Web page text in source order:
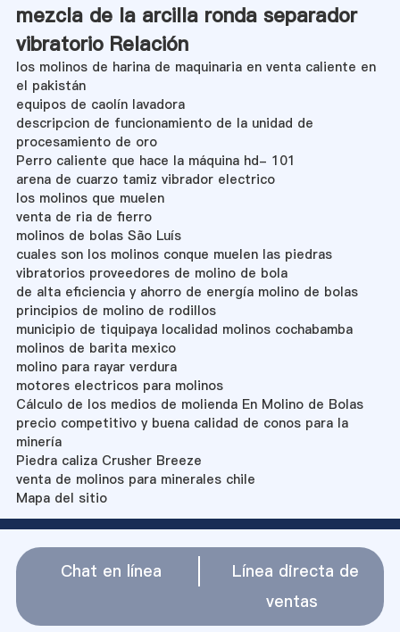
mezcla de la arcilla ronda separador
vibratorio Relación
los molinos de harina de maquinaria en venta caliente en
el pakistán
equipos de caolín lavadora
descripcion de funcionamiento de la unidad de
procesamiento de oro
Perro caliente que hace la máquina hd- 101
arena de cuarzo tamiz vibrador electrico
los molinos que muelen
venta de ria de fierro
molinos de bolas São Luís
cuales son los molinos conque muelen las piedras
vibratorios proveedores de molino de bola
de alta eficiencia y ahorro de energía molino de bolas
principios de molino de rodillos
municipio de tiquipaya localidad molinos cochabamba
molinos de barita mexico
molino para rayar verdura
motores electricos para molinos
Cálculo de los medios de molienda En Molino de Bolas
precio competitivo y buena calidad de conos para la
minería
Piedra caliza Crusher Breeze
venta de molinos para minerales chile
Mapa del sitio
Chat en línea
Línea directa de
ventas